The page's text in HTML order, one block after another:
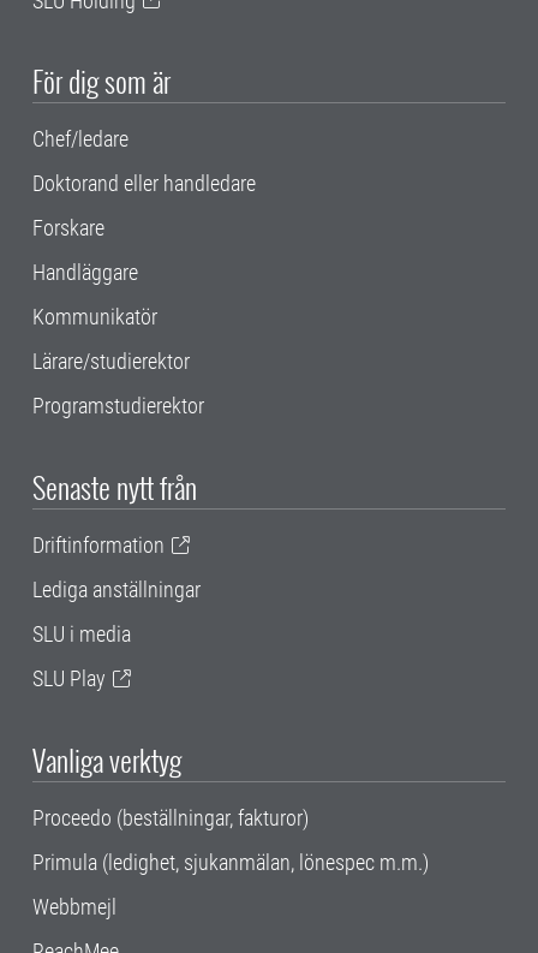
För dig som är
Chef/ledare
Doktorand eller handledare
Forskare
Handläggare
Kommunikatör
Lärare/studierektor
Programstudierektor
Senaste nytt från
Driftinformation
Lediga anställningar
SLU i media
SLU Play
Vanliga verktyg
Proceedo (beställningar, fakturor)
Primula (ledighet, sjukanmälan, lönespec m.m.)
Webbmejl